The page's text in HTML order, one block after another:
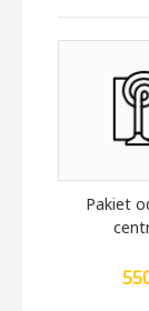
Pakiet